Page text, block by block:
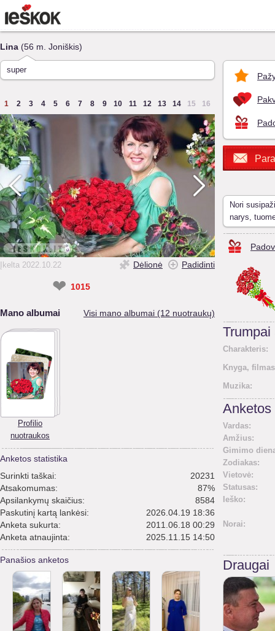
Lina (56 m. Joniškis)
super
1 2 3 4 5 6 7 8 9 10 11 12 13 14 15 16
Įkelta 2022.10.22 Dėlionė Padidinti
❤ 1015
Mano albumai Visi mano albumai (12 nuotraukų)
Profilio
nuotraukos
Anketos statistika
Surinkti taškai:
20231
Atsakomumas:
87%
Apsilankymų skaičius:
8584
Paskutinį kartą lankėsi:
2026.04.19 18:36
Anketa sukurta:
2011.06.18 00:29
Anketa atnaujinta:
2025.11.15 14:50
Panašios anketos
Nori
narys,
Trumpai
Charakteris:
Knyga,
Muzika:
Anketos
Vardas:
Amžius:
Gimimo
Zodiakas:
Vietovė:
Statusas:
Ieško:
Norai:
Draugai